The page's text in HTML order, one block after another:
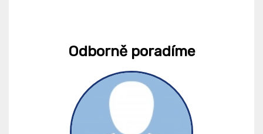
Odborně poradíme